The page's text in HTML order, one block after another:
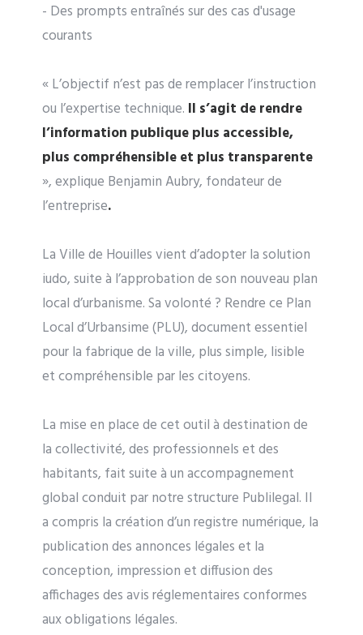
- Des prompts entraînés sur des cas d'usage
courants
« L’objectif n’est pas de remplacer l’instruction
ou l’expertise technique. Il s’agit de rendre
l’information publique plus accessible,
plus compréhensible et plus transparente
», explique Benjamin Aubry, fondateur de
l’entreprise.
La Ville de Houilles vient d’adopter la solution
iudo, suite à l’approbation de son nouveau plan
local d’urbanisme. Sa volonté ? Rendre ce Plan
Local d’Urbansime (PLU), document essentiel
pour la fabrique de la ville, plus simple, lisible
et compréhensible par les citoyens.
La mise en place de cet outil à destination de
la collectivité, des professionnels et des
habitants, fait suite à un accompagnement
global conduit par notre structure Publilegal. Il
a compris la création d’un registre numérique, la
publication des annonces légales et la
conception, impression et diffusion des
affichages des avis réglementaires conformes
aux obligations légales.